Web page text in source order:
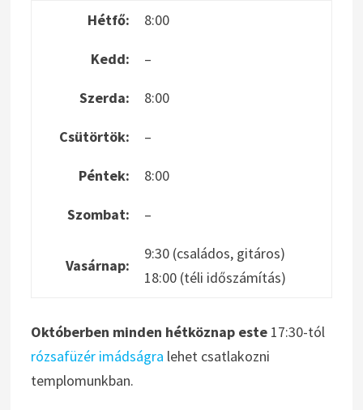
Hétfő: 8:00
Kedd: –
Szerda: 8:00
Csütörtök: –
Péntek: 8:00
Szombat: –
Vasárnap:
9:30 (családos, gitáros)
18:00 (téli időszámítás)
Októberben minden hétköznap este17:30-tól
rózsafüzér imádságra lehet csatlakozni
templomunkban.